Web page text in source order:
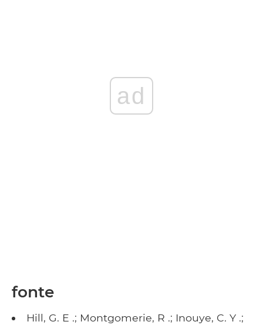
ad
fonte
Hill, G. E .; Montgomerie, R .; Inouye, C. Y .;